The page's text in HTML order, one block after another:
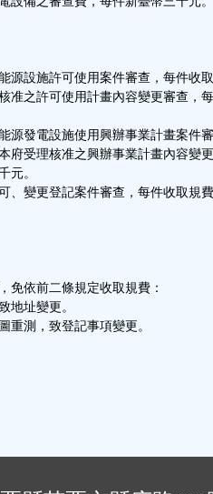
源設施許可使用案件審查，每件收
准之許可使用計畫內容變更審查，
源發電設施使用興辦事業計畫案件
府受理核准之興辦事業計畫內容變
元。
、變更登記案件審查，每件收取規
免依前二條規定收取規費：
地址變更。
重測，致登記事項變更。